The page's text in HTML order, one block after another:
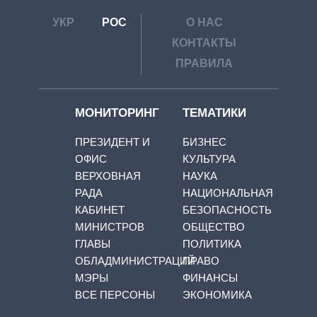
УКР РОС
О НАС
КОНТАКТЫ
ПРАВИЛА
МОНИТОРИНГ
ПРЕЗИДЕНТ И
ОФИС
ВЕРХОВНАЯ
РАДА
КАБИНЕТ
МИНИСТРОВ
ГЛАВЫ
ОБЛАДМИНИСТРАЦИЙ
МЭРЫ
ВСЕ ПЕРСОНЫ
ТЕМАТИКИ
БИЗНЕС
КУЛЬТУРА
НАУКА
НАЦИОНАЛЬНАЯ
БЕЗОПАСНОСТЬ
ОБЩЕСТВО
ПОЛИТИКА
ПРАВО
ФИНАНСЫ
ЭКОНОМИКА